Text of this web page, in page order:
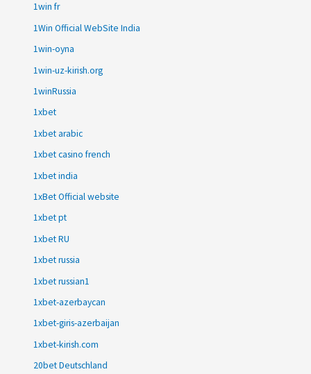
1win fr
1Win Official WebSite India
1win-oyna
1win-uz-kirish.org
1winRussia
1xbet
1xbet arabic
1xbet casino french
1xbet india
1xBet Official website
1xbet pt
1xbet RU
1xbet russia
1xbet russian1
1xbet-azerbaycan
1xbet-giris-azerbaijan
1xbet-kirish.com
20bet Deutschland